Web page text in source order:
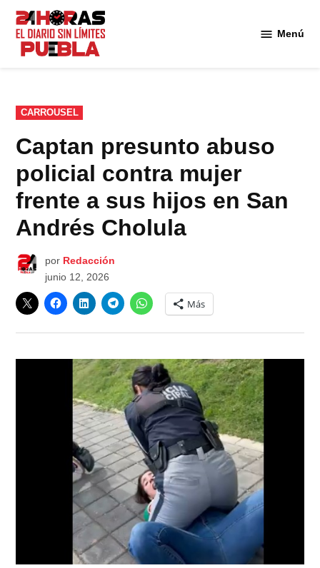
Saltar
contenido
Menú
PUBLICADO
EN
CARROUSEL
Captan presunto abuso
policial contra mujer
frente a sus hijos en San
Andrés Cholula
por Redacción
junio 12, 2026
Más